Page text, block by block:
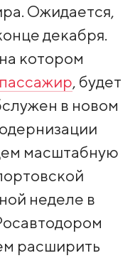
Ожидается,
декабря.
котором
, будет
в новом
масштабную
неделе в
расширить